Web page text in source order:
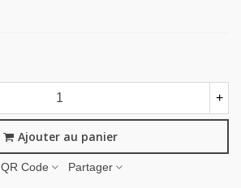
+
Ajouter au panier
QR Code Partager